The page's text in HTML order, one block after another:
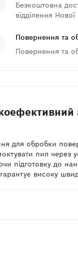
Безкоштовна
відділення
Повернення та
Повернення та
для обробки
пил
до
високу